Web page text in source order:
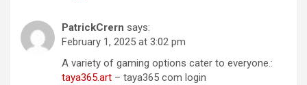
PatrickCrern says:
February 1, 2025 at 3:02 pm
A variety of gaming options cater to everyone.:
taya365.art – taya365 com login